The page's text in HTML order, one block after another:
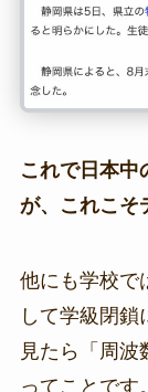
これで日本中
が、これこそ
他にも学校で
して学級閉
見たら「周波
ってことです。